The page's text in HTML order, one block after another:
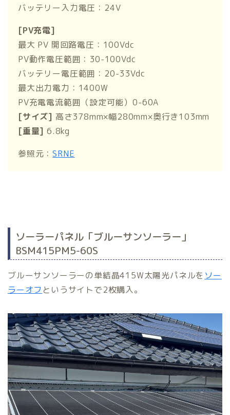
バッテリー入力電圧：24V
[PV充電]
最大 PV 開回路電圧：100Vdc
PV動作電圧範囲：30-100Vdc
バッテリー電圧範囲：20-33Vdc
最大出力電力：1400W
PV充電電流範囲（設定可能）0-60A
[サイズ] 高さ378mm×幅280mm×奥行き103mm
[重量] 6.8kg
参照元：SRNE
ソーラーパネル「ブルーサンソーラー」
BSM415PM5-60S
ブルーサンソーラーの単結晶415W太陽光パネルを ソー
ラーオフ というサイトで2枚購入。